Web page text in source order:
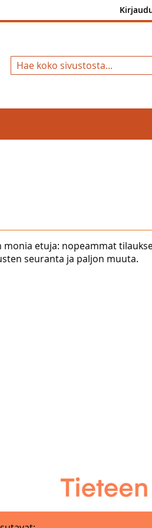
monia etuja: nopeammat
seuranta ja paljon muuta.